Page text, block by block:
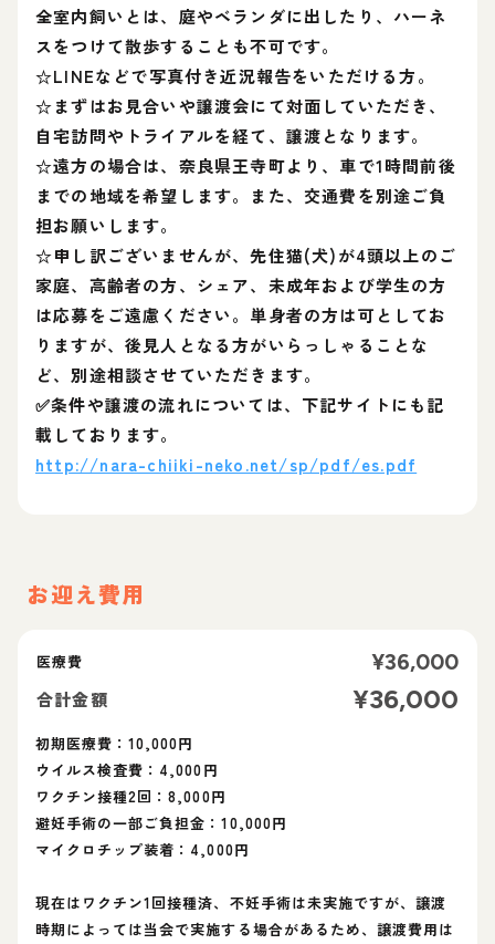
全室内飼いとは、庭やベランダに出したり、ハーネ
スをつけて散歩することも不可です。
☆LINEなどで写真付き近況報告をいただける方。
☆まずはお見合いや譲渡会にて対面していただき、
自宅訪問やトライアルを経て、譲渡となります。
☆遠方の場合は、奈良県王寺町より、車で1時間前後
までの地域を希望します。また、交通費を別途ご負
担お願いします。
☆申し訳ございませんが、先住猫(犬)が4頭以上のご
家庭、高齢者の方、シェア、未成年および学生の方
は応募をご遠慮ください。単身者の方は可としてお
りますが、後見人となる方がいらっしゃることな
ど、別途相談させていただきます。
✅条件や譲渡の流れについては、下記サイトにも記
載しております。
http://nara-chiiki-neko.net/sp/pdf/es.pdf
お迎え費用
医療費 ¥36,000
合計金額 ¥36,000
初期医療費：10,000円
ウイルス検査費：4,000円
ワクチン接種2回：8,000円
避妊手術の一部ご負担金：10,000円
マイクロチップ装着：4,000円
現在はワクチン1回接種済、不妊手術は未実施ですが、譲渡
時期によっては当会で実施する場合があるため、譲渡費用は